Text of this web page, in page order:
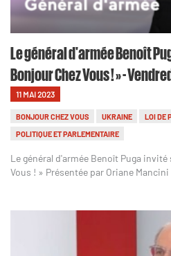
Le général d'armée Benoît
Bonjour Chez Vous ! » -
11 MAI 2023
BONJOUR CHEZ VOUS UKRAINE
LOI DE
POLITIQUE ET PARLEMENTAIRE
Le général d'armée Benoît Puga
Vous ! » Présentée par Oriane